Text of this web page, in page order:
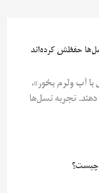
حفظش کرده‌اند
آب ولرم بخور»،
تجربه نسل‌ها
چیست؟